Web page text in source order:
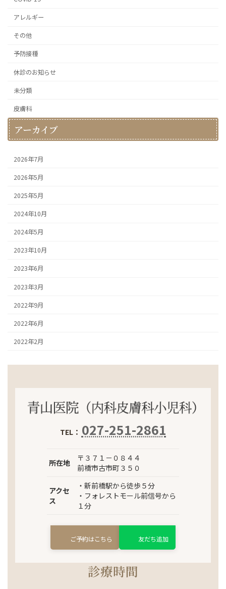
アレルギー
その他
予防接種
休診のお知らせ
未分類
皮膚科
アーカイブ
2026年7月
2026年5月
2025年5月
2024年10月
2024年5月
2023年10月
2023年6月
2023年3月
2022年9月
2022年6月
2022年2月
TEL： 027-251-2861
所在地
〒３７１－０８４４
前橋市古市町３５０
アクセ
ス
・新前橋駅から徒歩５分
・フォレストモール前信号から
１分
ご予約はこちら 友だち追加
診療時間